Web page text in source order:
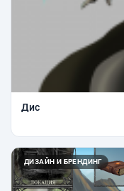
Дис
ДИЗАЙН И БРЕНДИНГ